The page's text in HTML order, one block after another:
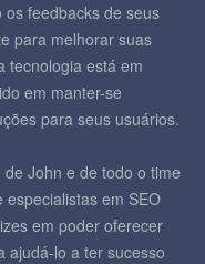
feedbacks de seus
para melhorar suas
tecnologia está em
em manter-se
para seus usuários.
John e de todo o time
em SEO
em poder oferecer
ajudá-lo a ter sucesso